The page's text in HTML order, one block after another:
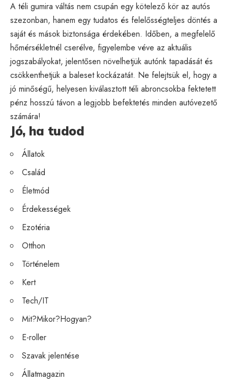
A téli gumira váltás nem csupán egy kötelező kör az autós
szezonban, hanem egy tudatos és felelősségteljes döntés a
saját és mások biztonsága érdekében. Időben, a megfelelő
hőmérsékletnél cserélve, figyelembe véve az aktuális
jogszabályokat, jelentősen növelhetjük autónk tapadását és
csökkenthetjük a baleset kockázatát. Ne felejtsük el, hogy a
jó minőségű, helyesen kiválasztott téli abroncsokba fektetett
pénz hosszú távon a legjobb befektetés minden autóvezető
számára!
Jó, ha tudod
Állatok
Család
Életmód
Érdekességek
Ezotéria
Otthon
Történelem
Kert
Tech/IT
Mit?Mikor?Hogyan?
E-roller
Szavak jelentése
Állatmagazin